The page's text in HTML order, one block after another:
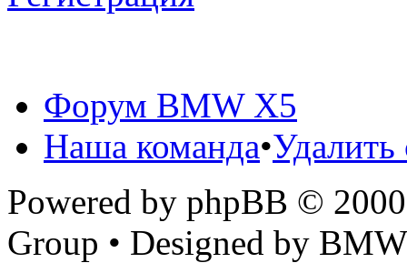
Форум BMW X5
Наша команда•
Powered by phpBB ©
Group • Designed by